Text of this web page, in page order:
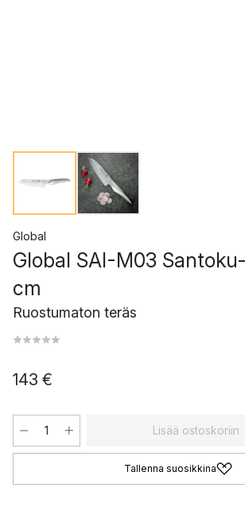
Global
Global SAI-M03
cm
Ruostumaton teräs
143 €
Lisää ostoskoriin
Tallenna suosikkina